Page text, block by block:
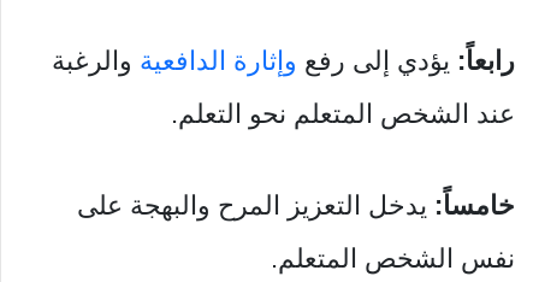
رابعاً: يؤدي إلى رفع وإثارة الدافعية والرغبة
عند الشخص المتعلم نحو التعلم.
خامساً: يدخل التعزيز المرح والبهجة على
نفس الشخص المتعلم.